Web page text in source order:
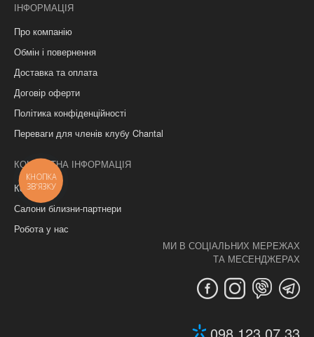
ІНФОРМАЦІЯ
Про компанію
Обмін і повернення
Доставка та оплата
Договір оферти
Політика конфіденційності
Переваги для членів клубу Chantal
КОНТАКТНА ІНФОРМАЦІЯ
Контакти
Салони білизни-партнери
Робота у нас
МИ В СОЦІАЛЬНИХ МЕРЕЖАХ
ТА МЕСЕНДЖЕРАХ
КНОПКА
ЗВ'ЯЗКУ